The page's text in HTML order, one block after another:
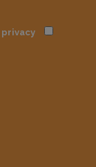
privacy